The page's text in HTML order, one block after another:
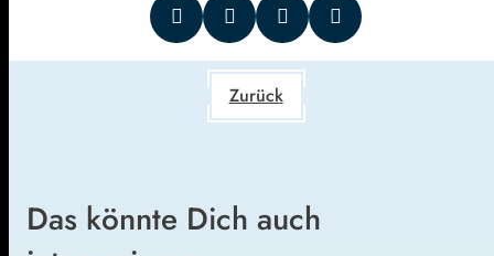
Zurück
Das könnte Dich auch